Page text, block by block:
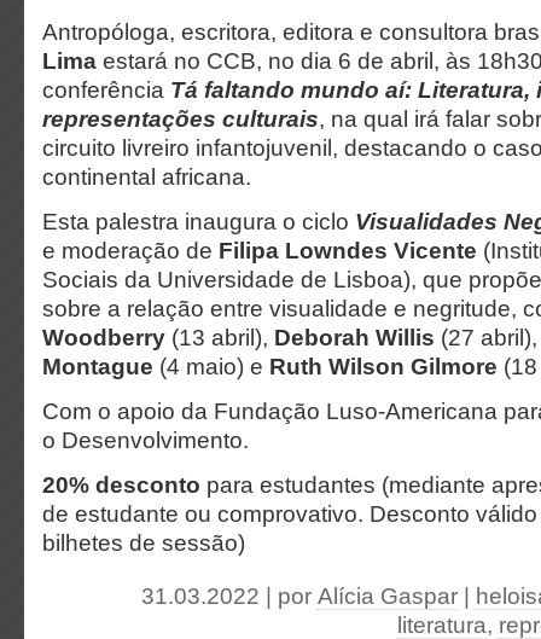
Antropóloga, escritora, editora e consultora
Lima estará no CCB, no dia 6 de abril, às
conferência Tá faltando mundo aí: Literatura,
representações culturais, na qual irá falar
circuito livreiro infantojuvenil, destacando o
continental africana.
Esta palestra inaugura o ciclo Visualidades
e moderação de Filipa Lowndes Vicente
Sociais da Universidade de Lisboa), que
sobre a relação entre visualidade e negritude,
Woodberry (13 abril), Deborah Willis (27
Montague (4 maio) e Ruth Wilson Gilmore
Com o apoio da Fundação Luso-Americana
o Desenvolvimento.
20% desconto para estudantes (mediante
de estudante ou comprovativo. Desconto
bilhetes de sessão)
31.03.2022 | por Alícia Gaspar
literatura,